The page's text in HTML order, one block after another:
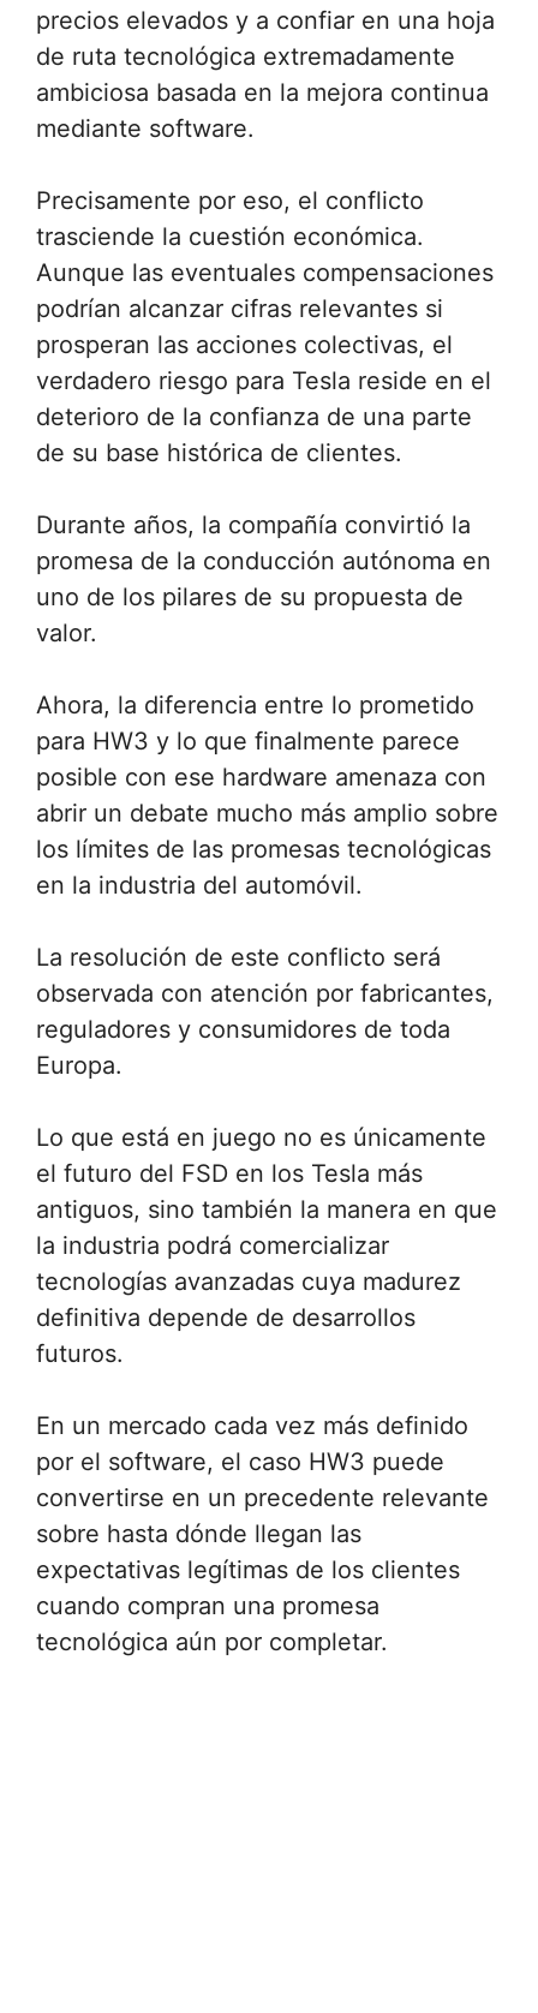
precios elevados y a confiar en una hoja
de ruta tecnológica extremadamente
ambiciosa basada en la mejora continua
mediante software.
Precisamente por eso, el conflicto
trasciende la cuestión económica.
Aunque las eventuales compensaciones
podrían alcanzar cifras relevantes si
prosperan las acciones colectivas, el
verdadero riesgo para Tesla reside en el
deterioro de la confianza de una parte
de su base histórica de clientes.
Durante años, la compañía convirtió la
promesa de la conducción autónoma en
uno de los pilares de su propuesta de
valor.
Ahora, la diferencia entre lo prometido
para HW3 y lo que finalmente parece
posible con ese hardware amenaza con
abrir un debate mucho más amplio sobre
los límites de las promesas tecnológicas
en la industria del automóvil.
La resolución de este conflicto será
observada con atención por fabricantes,
reguladores y consumidores de toda
Europa.
Lo que está en juego no es únicamente
el futuro del FSD en los Tesla más
antiguos, sino también la manera en que
la industria podrá comercializar
tecnologías avanzadas cuya madurez
definitiva depende de desarrollos
futuros.
En un mercado cada vez más definido
por el software, el caso HW3 puede
convertirse en un precedente relevante
sobre hasta dónde llegan las
expectativas legítimas de los clientes
cuando compran una promesa
tecnológica aún por completar.